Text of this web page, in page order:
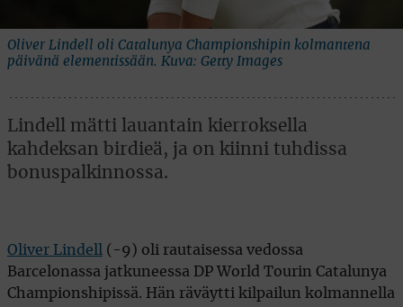
Oliver Lindell oli Catalunya Championshipin kolmantena
päivänä elementissään. Kuva: Getty Images
Lindell mätti lauantain kierroksella
kahdeksan birdieä, ja on kiinni tuhdissa
bonuspalkinnossa.
Oliver Lindell
(-9) oli rautaisessa vedossa
Barcelonassa jatkuneessa DP World Tourin Catalunya
Championshipissä. Hän räväytti kilpailun kolmannella